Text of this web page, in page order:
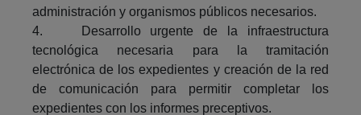
administración y organismos públicos necesarios.
4. Desarrollo urgente de la infraestructura
tecnológica necesaria para la tramitación
electrónica de los expedientes y creación de la red
de comunicación para permitir completar los
expedientes con los informes preceptivos.